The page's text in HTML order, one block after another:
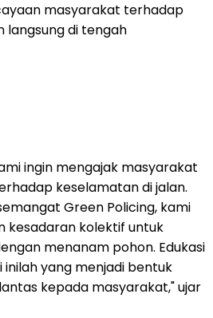
masyarakat terhadap
langsung di tengah
ingin mengajak masyarakat
keselamatan di jalan.
Green Policing, kami
kesadaran kolektif untuk
menanam pohon. Edukasi
yang menjadi bentuk
kepada masyarakat," ujar